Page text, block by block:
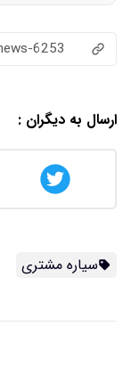
6253
ارسال به دیگران :
سیاره مشتری